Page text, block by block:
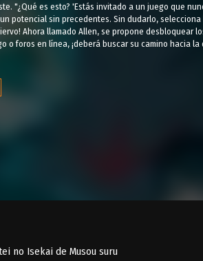
"¿Qué es esto? 'Estás invitado a un juego que
potencial sin precedentes. Sin dudarlo,
Ahora llamado Allen, se propone desbloquear
o foros en línea, ¡deberá buscar su camino hacia la
no Isekai de Musou suru